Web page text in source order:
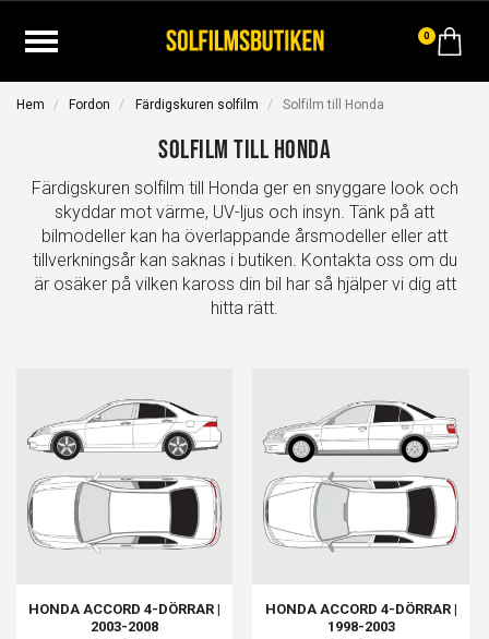
0
Hem Fordon Färdigskuren solfilm Solfilm till Honda
Solfilm till Honda
Färdigskuren solfilm till Honda ger en snyggare look och
skyddar mot värme, UV-ljus och insyn. Tänk på att
bilmodeller kan ha överlappande årsmodeller eller att
tillverkningsår kan saknas i butiken. Kontakta oss om du
är osäker på vilken kaross din bil har så hjälper vi dig att
hitta rätt.
HONDA ACCORD 4-DÖRRAR |
2003-2008
HONDA ACCORD 4-DÖRRAR |
1998-2003